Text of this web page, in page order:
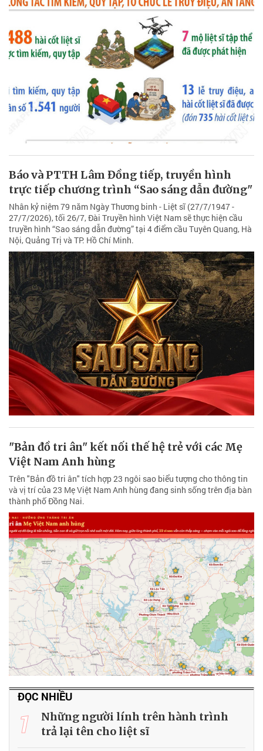
Báo và PTTH Lâm Đồng tiếp, truyền hình
trực tiếp chương trình “Sao sáng dẫn đường"
Nhân kỷ niệm 79 năm Ngày Thương binh - Liệt sĩ (27/7/1947 -
27/7/2026), tối 26/7, Đài Truyền hình Việt Nam sẽ thực hiện cầu
truyền hình “Sao sáng dẫn đường” tại 4 điểm cầu Tuyên Quang, Hà
Nội, Quảng Trị và TP. Hồ Chí Minh.
"Bản đồ tri ân" kết nối thế hệ trẻ với các Mẹ
Việt Nam Anh hùng
Trên "Bản đồ tri ân" tích hợp 23 ngôi sao biểu tượng cho thông tin
và vị trí của 23 Mẹ Việt Nam Anh hùng đang sinh sống trên địa bàn
thành phố Đồng Nai.
ĐỌC NHIỀU
1
Những người lính trên hành trình
trả lại tên cho liệt sĩ